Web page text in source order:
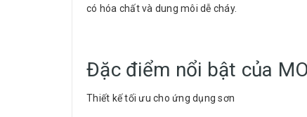
có hóa chất và dung môi dễ cháy.
Đặc điểm nổi bật của
Thiết kế tối ưu cho ứng dụng sơn